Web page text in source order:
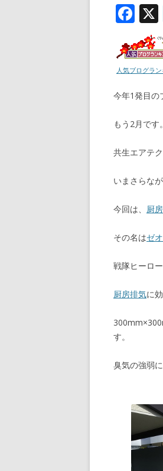
F
ac
e
b
o
o
k
人気ブログラ
今年1発目の
もう2月です。
共生エアテ
いまさらな
今回は、 厨
その名はゼ
戦隊ヒーロ
厨房排気に
す。
臭気の強弱